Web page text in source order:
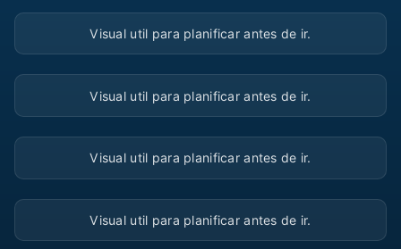
▶
Visual util para planificar antes de ir.
▶
Visual util para planificar antes de ir.
▶
Visual util para planificar antes de ir.
▶
Visual util para planificar antes de ir.